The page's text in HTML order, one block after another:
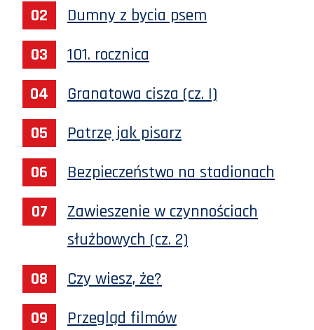
Dumny z bycia psem
101. rocznica
Granatowa cisza (cz. I)
Patrzę jak pisarz
Bezpieczeństwo na stadionach
Zawieszenie w czynnościach
służbowych (cz. 2)
Czy wiesz, że?
Przegląd filmów